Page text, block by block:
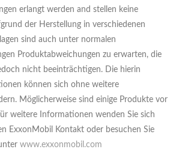
erlangt werden and stellen keine
der Herstellung in verschiedenen
sind auch unter normalen
Produktabweichungen zu erwarten, die
nicht beeinträchtigen. Die hierin
können sich ohne weitere
Möglicherweise sind einige Produkte vor
weitere Informationen wenden Sie sich
ExxonMobil Kontakt oder besuchen Sie
www.exxonmobil.com